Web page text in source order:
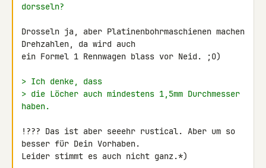
dorsseln?
Drosseln ja, aber Platinenbohrmaschienen machen
Drehzahlen, da wird auch
ein Formel 1 Rennwagen blass vor Neid. ;O)
> Ich denke, dass
> die Löcher auch mindestens 1,5mm Durchmesser
haben.
!??? Das ist aber seeehr rustical. Aber um so
besser für Dein Vorhaben.
Leider stimmt es auch nicht ganz.*)